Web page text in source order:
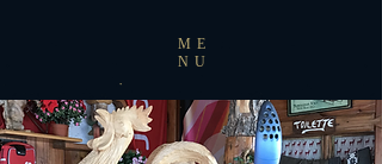
ME
NU